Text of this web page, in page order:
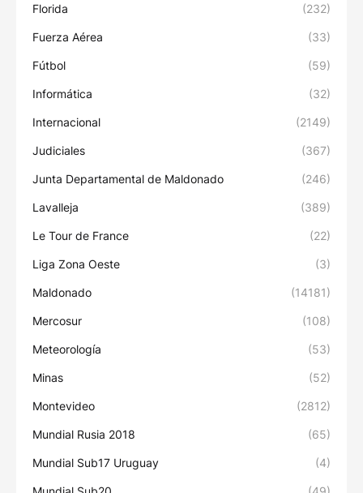
Florida (232)
Fuerza Aérea (33)
Fútbol (59)
Informática (32)
Internacional (2149)
Judiciales (367)
Junta Departamental de Maldonado (246)
Lavalleja (389)
Le Tour de France (22)
Liga Zona Oeste (3)
Maldonado (14181)
Mercosur (108)
Meteorología (53)
Minas (52)
Montevideo (2812)
Mundial Rusia 2018 (65)
Mundial Sub17 Uruguay (4)